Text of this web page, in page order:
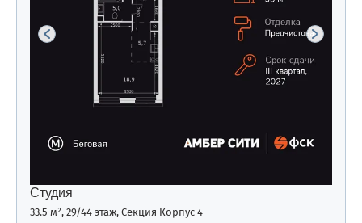
Студия
33.5 м², 29/44 этаж, Секция Корпус 4